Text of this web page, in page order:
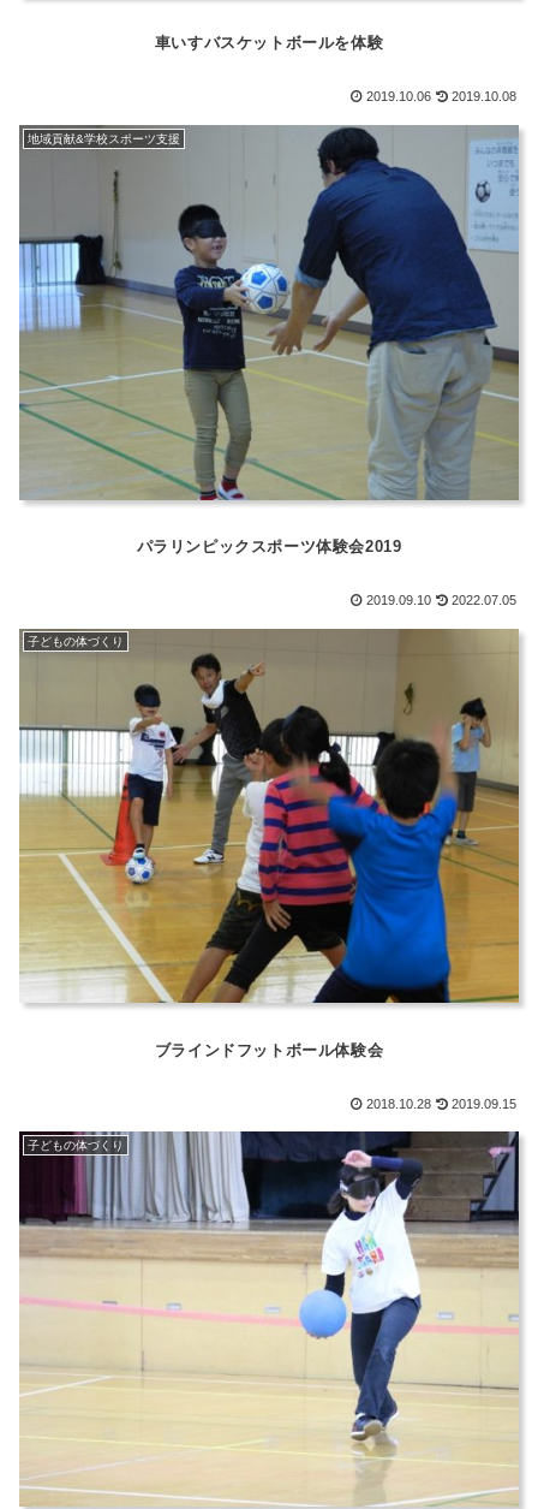
車いすバスケットボールを体験
2019.10.06 2019.10.08
地域貢献&学校スポーツ支援
パラリンピックスポーツ体験会2019
2019.09.10 2022.07.05
子どもの体づくり
ブラインドフットボール体験会
2018.10.28 2019.09.15
子どもの体づくり